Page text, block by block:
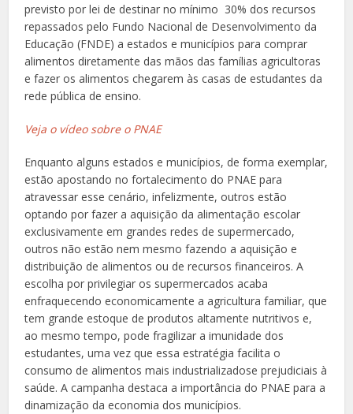
previsto por lei de destinar no mínimo 30% dos recursos
repassados pelo Fundo Nacional de Desenvolvimento da
Educação (FNDE) a estados e municípios para comprar
alimentos diretamente das mãos das famílias agricultoras
e fazer os alimentos chegarem às casas de estudantes da
rede pública de ensino.
Veja o vídeo sobre o PNAE
Enquanto alguns estados e municípios, de forma exemplar,
estão apostando no fortalecimento do PNAE para
atravessar esse cenário, infelizmente, outros estão
optando por fazer a aquisição da alimentação escolar
exclusivamente em grandes redes de supermercado,
outros não estão nem mesmo fazendo a aquisição e
distribuição de alimentos ou de recursos financeiros. A
escolha por privilegiar os supermercados acaba
enfraquecendo economicamente a agricultura familiar, que
tem grande estoque de produtos altamente nutritivos e,
ao mesmo tempo, pode fragilizar a imunidade dos
estudantes, uma vez que essa estratégia facilita o
consumo de alimentos mais industrializadose prejudiciais à
saúde. A campanha destaca a importância do PNAE para a
dinamização da economia dos municípios.